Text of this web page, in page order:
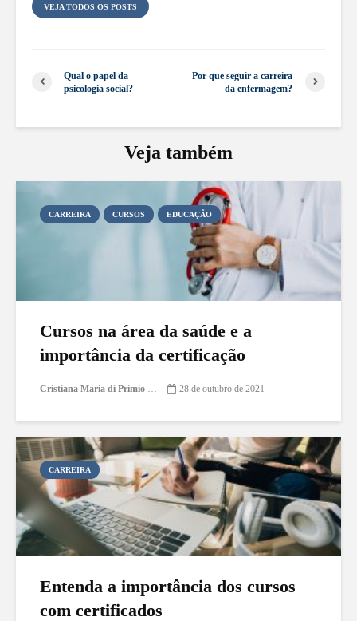
VEJA TODOS OS POSTS
Qual o papel da
psicologia social?
Por que seguir a carreira
da enfermagem?
Veja também
CARREIRA CURSOS EDUCAÇÃO
Cursos na área da saúde e a
importância da certificação
Cristiana Maria di Primio Gonçalves 28 de outubro de 2021
CARREIRA
Entenda a importância dos cursos
com certificados